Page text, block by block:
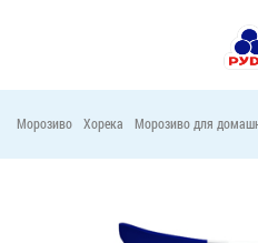
Морозиво Хорека Морозиво для